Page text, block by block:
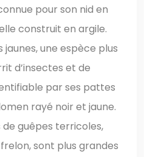
pour son nid en
construit en argile.
une espèce plus
d’insectes et de
par ses pattes
rayé noir et jaune.
de guêpes terricoles,
sont plus grandes